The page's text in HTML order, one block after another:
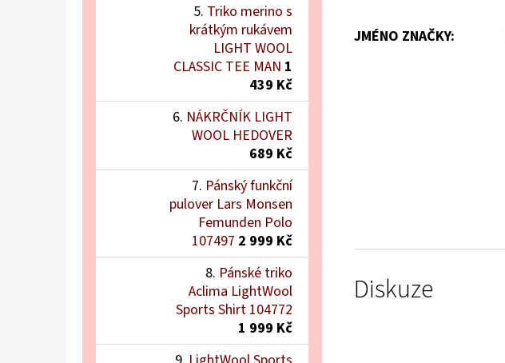
Triko merino s
krátkým rukávem
LIGHT WOOL
CLASSIC TEE MAN 1
439 Kč
NÁKRČNÍK LIGHT
WOOL HEDOVER
689 Kč
Pánský funkční
pulover Lars Monsen
Femunden Polo
107497 2 999 Kč
Pánské triko
Aclima LightWool
Sports Shirt 104772
1 999 Kč
JMÉNO ZNAČKY:
Diskuze